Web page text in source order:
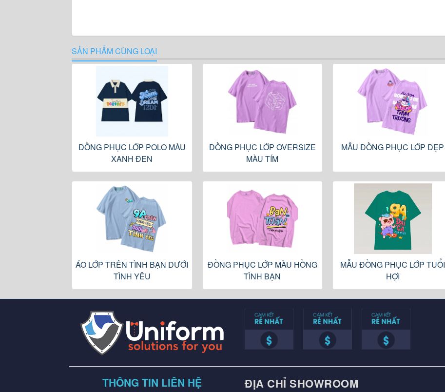
SẢN PHẨM CÙNG LOẠI
ĐỒNG PHỤC LỚP POLO MÀU
XANH ĐEN
ĐỒNG PHỤC LỚP OVERSIZE
MÀU TÍM
MẪU ĐỒNG PHỤC LỚP ĐẸP
ÁO LỚP TRÊN TÌNH BẠN DƯỚI
TÌNH YÊU
ĐỒNG PHỤC LỚP MÀU HỒNG
TÌNH BẠN
MẪU ĐỒNG PHỤC LỚP TUỔI
HỢI
THÔNG TIN LIÊN HỆ
ĐỊA CHỈ SHOWROOM